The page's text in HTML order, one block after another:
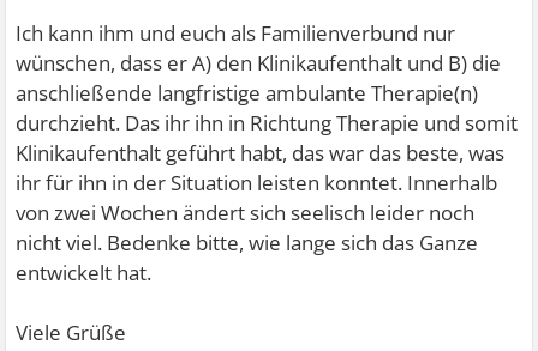
Ich kann ihm und euch als Familienverbund nur
wünschen, dass er A) den Klinikaufenthalt und B) die
anschließende langfristige ambulante Therapie(n)
durchzieht. Das ihr ihn in Richtung Therapie und somit
Klinikaufenthalt geführt habt, das war das beste, was
ihr für ihn in der Situation leisten konntet. Innerhalb
von zwei Wochen ändert sich seelisch leider noch
nicht viel. Bedenke bitte, wie lange sich das Ganze
entwickelt hat.
Viele Grüße